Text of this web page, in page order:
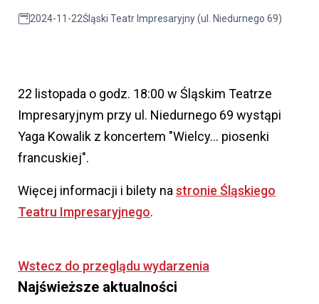
2024-11-22Śląski Teatr Impresaryjny (ul. Niedurnego 69)
22 listopada o godz. 18:00 w Śląskim Teatrze
Impresaryjnym przy ul. Niedurnego 69 wystąpi
Yaga Kowalik z koncertem "Wielcy... piosenki
francuskiej".
Więcej informacji i bilety na stronie Śląskiego
Teatru Impresaryjnego.
Wstecz do przeglądu wydarzenia
Najświeższe aktualności